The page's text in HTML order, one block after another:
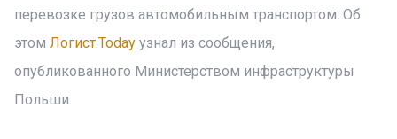
перевозке грузов автомобильным транспортом. Об
этом Логист.Today узнал из сообщения,
опубликованного Министерством инфраструктуры
Польши.